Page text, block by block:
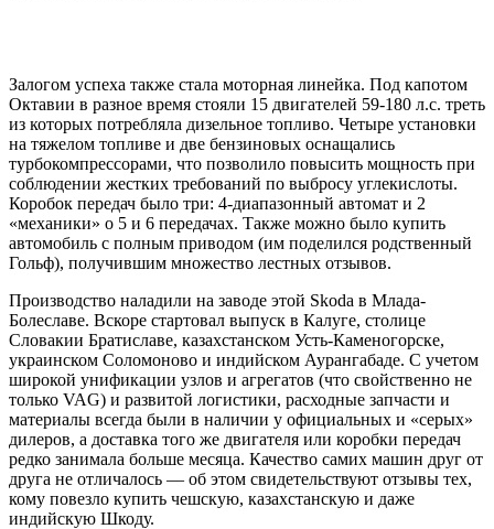
Залогом успеха также стала моторная линейка. Под капотом
Октавии в разное время стояли 15 двигателей 59-180 л.с. треть
из которых потребляла дизельное топливо. Четыре установки
на тяжелом топливе и две бензиновых оснащались
турбокомпрессорами, что позволило повысить мощность при
соблюдении жестких требований по выбросу углекислоты.
Коробок передач было три: 4-диапазонный автомат и 2
«механики» о 5 и 6 передачах. Также можно было купить
автомобиль с полным приводом (им поделился родственный
Гольф), получившим множество лестных отзывов.
Производство наладили на заводе этой Skoda в Млада-
Болеславе. Вскоре стартовал выпуск в Калуге, столице
Словакии Братиславе, казахстанском Усть-Каменогорске,
украинском Соломоново и индийском Аурангабаде. С учетом
широкой унификации узлов и агрегатов (что свойственно не
только VAG) и развитой логистики, расходные запчасти и
материалы всегда были в наличии у официальных и «серых»
дилеров, а доставка того же двигателя или коробки передач
редко занимала больше месяца. Качество самих машин друг от
друга не отличалось — об этом свидетельствуют отзывы тех,
кому повезло купить чешскую, казахстанскую и даже
индийскую Шкоду.